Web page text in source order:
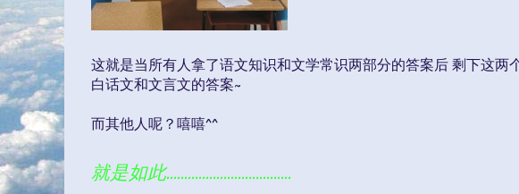
这就是当所有人拿了语文知识和文学常识两部分的答案后 剩下这两
白话文和文言文的答案~
而其他人呢？嘻嘻^^
就是如此...................................